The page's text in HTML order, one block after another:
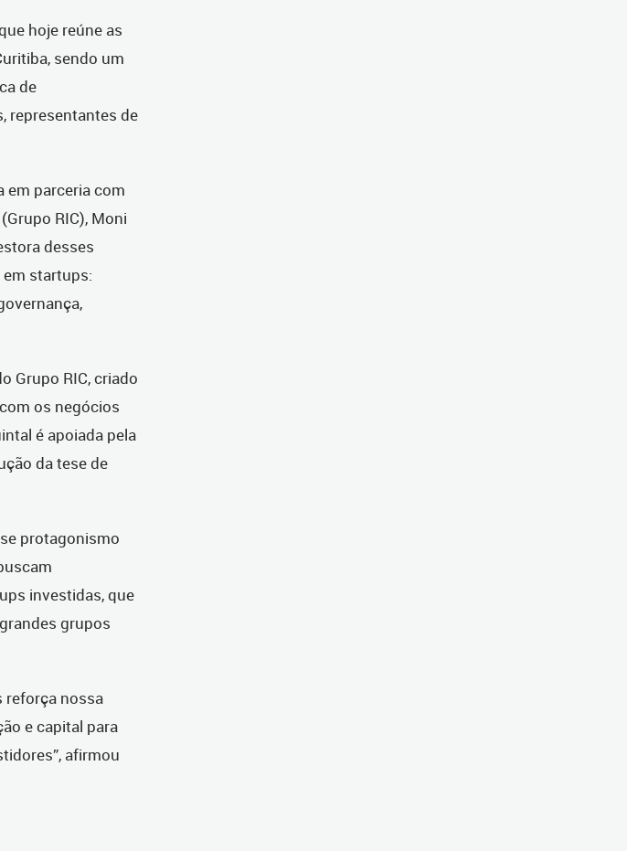
hoje reúne as
sendo um
de
representantes de
em parceria com
RIC), Moni
desses
startups:
Grupo RIC, criado
os negócios
é apoiada pela
da tese de
protagonismo
investidas, que
grupos
reforça nossa
e capital para
afirmou